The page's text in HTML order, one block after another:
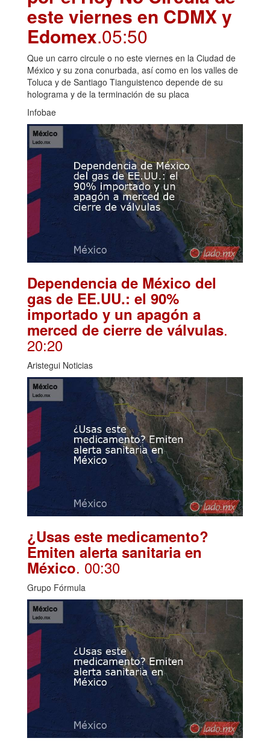
este viernes en CDMX y
Edomex.05:50
Que un carro circule o no este viernes en la Ciudad de
México y su zona conurbada, así como en los valles de
Toluca y de Santiago Tianguistenco depende de su
holograma y de la terminación de su placa
Infobae
Dependencia de México del
gas de EE.UU.: el 90%
importado y un apagón a
merced de cierre de válvulas.
20:20
Aristegui Noticias
¿Usas este medicamento?
Emiten alerta sanitaria en
México. 00:30
Grupo Fórmula